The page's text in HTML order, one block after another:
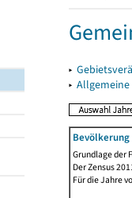
▸
▸
Grundlage der
Der Zensus
Für die Jahre